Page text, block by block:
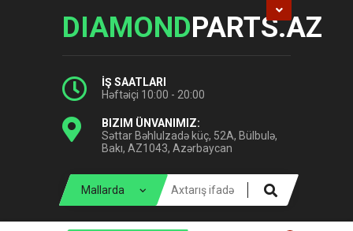
DIAMONDPARTS.AZ
İŞ SAATLARI
Həftəiçi 10:00 - 20:00
BIZIM ÜNVANIMIZ:
Səttar Bəhlulzadə küç, 52A, Bülbulə,
Bakı, AZ1043, Azərbaycan